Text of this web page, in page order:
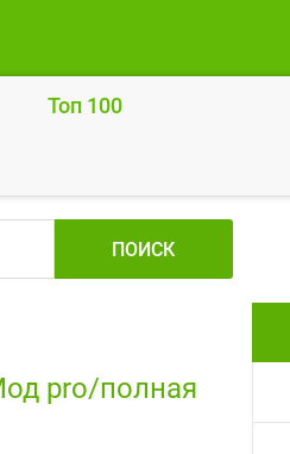
Топ 100
ПОИСК
pro/полная